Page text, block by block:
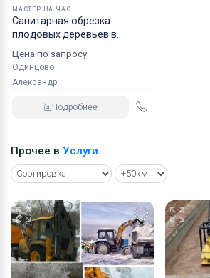
МАСТЕР НА ЧАС
Санитарная обрезка
плодовых деревьев в
Одинцово
Цена по запросу
Одинцово
Александр
Подробнее
Прочее в Услуги